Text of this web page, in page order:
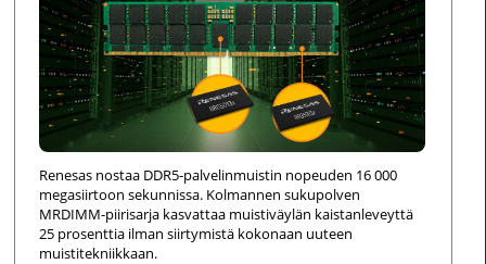
Renesas nostaa DDR5-palvelinmuistin nopeuden 16 000
megasiirtoon sekunnissa. Kolmannen sukupolven
MRDIMM-piirisarja kasvattaa muistiväylän kaistanleveyttä
25 prosenttia ilman siirtymistä kokonaan uuteen
muistitekniikkaan.